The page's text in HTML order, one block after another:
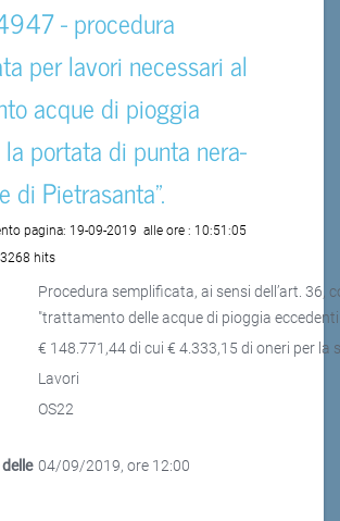
- procedura
per lavori necessari al
acque di pioggia
portata di punta nera-
di Pietrasanta".
pagina: 19-09-2019 alle ore : 10:51:05
3268 hits
Procedura semplificata, ai sensi dell’art. 36,
"trattamento delle acque di pioggia
€ 148.771,44 di cui € 4.333,15 di oneri per la
Lavori
OS22
04/09/2019, ore 12:00